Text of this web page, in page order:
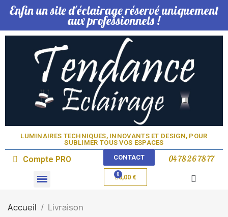
Enfin un site d'éclairage réservé uniquement
aux professionnels !
LUMINAIRES TECHNIQUES, INNOVANTS ET DESIGN, POUR
SUBLIMER TOUS VOS ESPACES​
Compte PRO CONTACT 04 78 26 78 77
0,00 €
Accueil Livraison